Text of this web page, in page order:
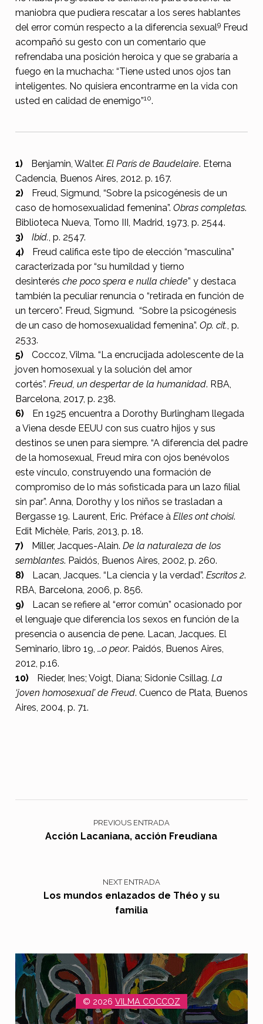
maniobra que pudiera rescatar a los seres hablantes
del error común respecto a la diferencia sexual9Freud
acompañó su gesto con un comentario que
refrendaba una posición heroica y que se grabaría a
fuego en la muchacha: “Tiene usted unos ojos tan
inteligentes. No quisiera encontrarme en la vida con
usted en calidad de enemigo”10.
Benjamin, Walter. El París de Baudelaire. Eterna
Cadencia, Buenos Aires, 2012. p. 167.
Freud, Sigmund, “Sobre la psicogénesis de un
caso de homosexualidad femenina”. Obras completas.
Biblioteca Nueva, Tomo III, Madrid, 1973, p. 2544.
Ibíd., p. 2547.
Freud califica este tipo de elección “masculina”
caracterizada por “su humildad y tierno
desinterés che poco spera e nulla chiede” y destaca
también la peculiar renuncia o “retirada en función de
un tercero”. Freud, Sigmund. “Sobre la psicogénesis
de un caso de homosexualidad femenina”. Op. cit., p.
2533.
Coccoz, Vilma. “La encrucijada adolescente de la
joven homosexual y la solución del amor
cortés”. Freud, un despertar de la humanidad. RBA,
Barcelona, 2017, p. 238.
En 1925 encuentra a Dorothy Burlingham llegada
a Viena desde EEUU con sus cuatro hijos y sus
destinos se unen para siempre. “A diferencia del padre
de la homosexual, Freud mira con ojos benévolos
este vínculo, construyendo una formación de
compromiso de lo más sofisticada para un lazo filial
sin par”. Anna, Dorothy y los niños se trasladan a
Bergasse 19. Laurent, Eric. Préface à Elles ont choisi.
Edit Michèle, Paris, 2013, p. 18.
Miller, Jacques-Alain. De la naturaleza de los
semblantes. Paidós, Buenos Aires, 2002, p. 260.
Lacan, Jacques. “La ciencia y la verdad”. Escritos 2.
RBA, Barcelona, 2006, p. 856.
Lacan se refiere al “error común” ocasionado por
el lenguaje que diferencia los sexos en función de la
presencia o ausencia de pene. Lacan, Jacques. El
Seminario, libro 19, …o peor. Paidós, Buenos Aires,
2012, p.16.
Rieder, Ines; Voigt, Diana; Sidonie Csillag. La
‘joven homosexual’ de Freud. Cuenco de Plata, Buenos
Aires, 2004, p. 71.
Navegación de entradas
PREVIOUS ENTRADA
Acción Lacaniana, acción Freudiana
NEXT ENTRADA
Los mundos enlazados de Théo y su
familia
© 2026 VILMA COCCOZ